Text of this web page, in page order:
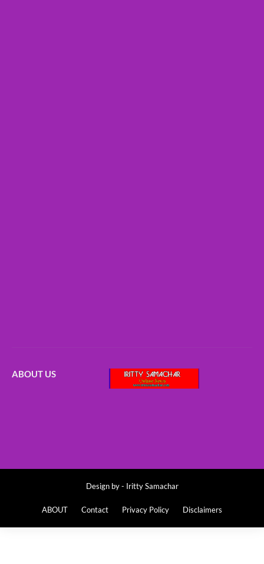
ABOUT US
Design by - Iritty Samachar
ABOUT Contact Privacy Policy Disclaimers